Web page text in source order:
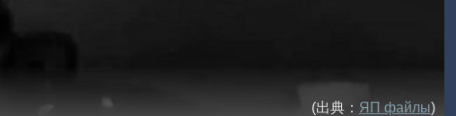
(出典： ЯП файлы)